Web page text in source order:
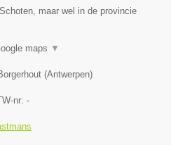
maar wel in de provincie
maps ▼
(Antwerpen)
nr: -